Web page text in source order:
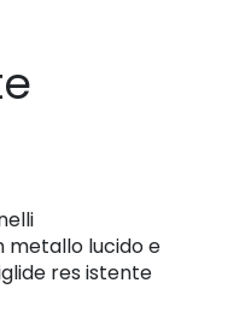
metallo lucido e
res istente